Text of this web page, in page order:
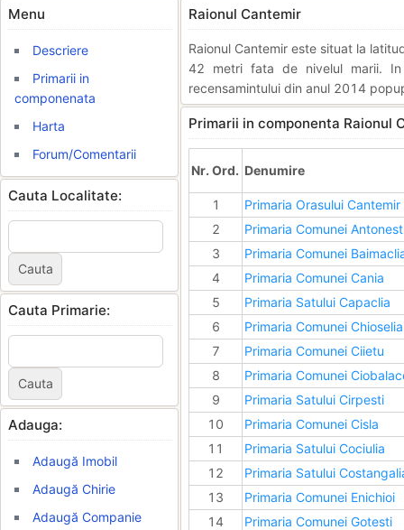
Menu
Descriere
Primarii in
componenata
Harta
Forum/Comentarii
Cauta Localitate:
Cauta Primarie:
Adauga:
Adaugă Imobil
Adaugă Chirie
Adaugă Companie
Raionul Cantemir
Raionul Cantemir este situat la
42 metri fata de nivelul marii. In
recensamintului din anul 2014
Primarii in componenta Raionul
Nr. Ord. Denumire
1
Primaria Orasului Cantemir
2
Primaria Comunei
3
Primaria Comunei
4
Primaria Comunei Cania
5
Primaria Satului Capaclia
6
Primaria Comunei Chioselia
7
Primaria Comunei Ciietu
8
Primaria Comunei
9
Primaria Satului Cirpesti
10
Primaria Comunei Cisla
11
Primaria Satului Cociulia
12
Primaria Satului
13
Primaria Comunei Enichioi
14
Primaria Comunei Gotesti